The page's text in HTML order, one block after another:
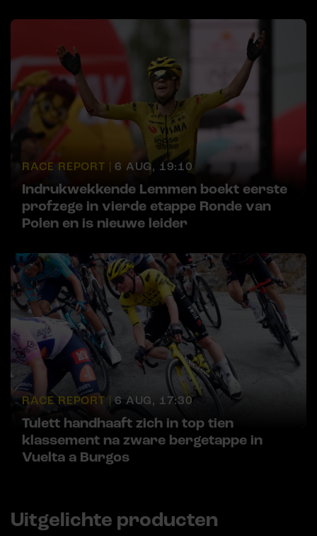
RACE REPORT | 6 AUG, 19:10
Indrukwekkende Lemmen boekt eerste
profzege in vierde etappe Ronde van
Polen en is nieuwe leider
RACE REPORT | 6 AUG, 17:30
Tulett handhaaft zich in top tien
klassement na zware bergetappe in
Vuelta a Burgos
Uitgelichte producten